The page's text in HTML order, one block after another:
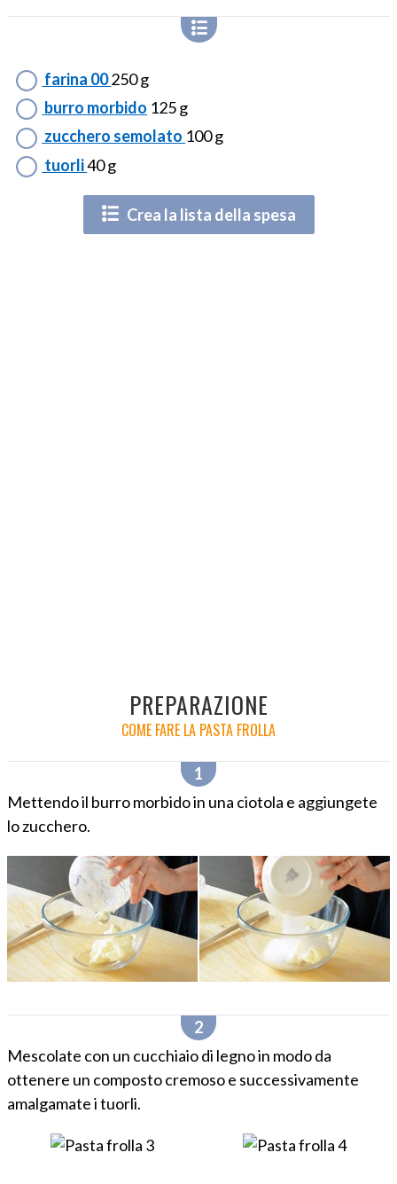
farina 00250 g
burro morbido 125 g
zucchero semolato 100 g
tuorli40 g
Crea la lista della spesa
PREPARAZIONE
COME FARE LA PASTA FROLLA
Mettendo il burro morbido in una ciotola e aggiungete
lo zucchero.
Mescolate con un cucchiaio di legno in modo da
ottenere un composto cremoso e successivamente
amalgamate i tuorli.